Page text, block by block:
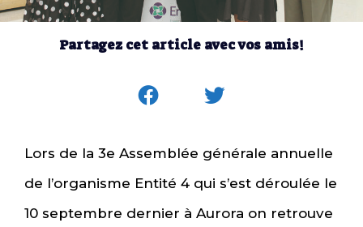
Partagez cet article avec vos amis!
Lors de la 3e Assemblée générale annuelle
de l’organisme Entité 4 qui s’est déroulée le
10 septembre dernier à Aurora on retrouve